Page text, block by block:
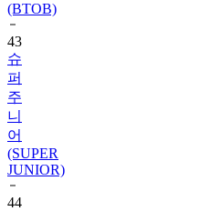
(BTOB)
43
슈
퍼
주
니
어
(SUPER
JUNIOR)
44